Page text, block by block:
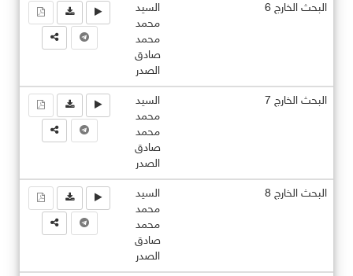
البحث الخارج 6
السيد
محمد
محمد
صادق
الصدر
البحث الخارج 7
السيد
محمد
محمد
صادق
الصدر
البحث الخارج 8
السيد
محمد
محمد
صادق
الصدر